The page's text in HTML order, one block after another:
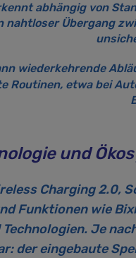
abhängig von
nahtloser Übergang
wiederkehrende
Routinen, etwa bei
und
Charging 2.0,
Funktionen wie
Je
der eingebaute